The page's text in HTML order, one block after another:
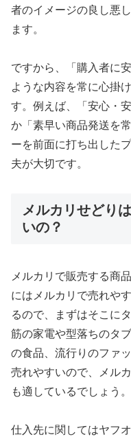
者のイメージの良し悪
ます。
ですから、「購入者に
ような内容を常に心掛
す。例えば、「安心・
か「素早い商品発送を
ーを前面に打ち出した
夫が大切です。
メルカリせどり
いの？
メルカリで販売する商
にはメルカリで売れや
るので、まずはそこに
筋の家電や型落ちのタ
の食品、流行りのファ
売れやすいので、メル
も適しているでしょう。
仕入先に関してはヤフ